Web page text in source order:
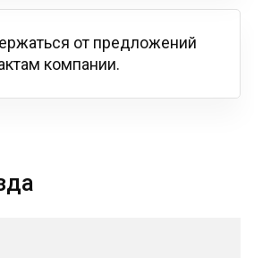
от предложений
компании.